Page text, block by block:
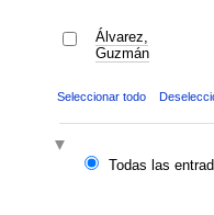
Álvarez,
Guzmán
Seleccionar todo
Todas las